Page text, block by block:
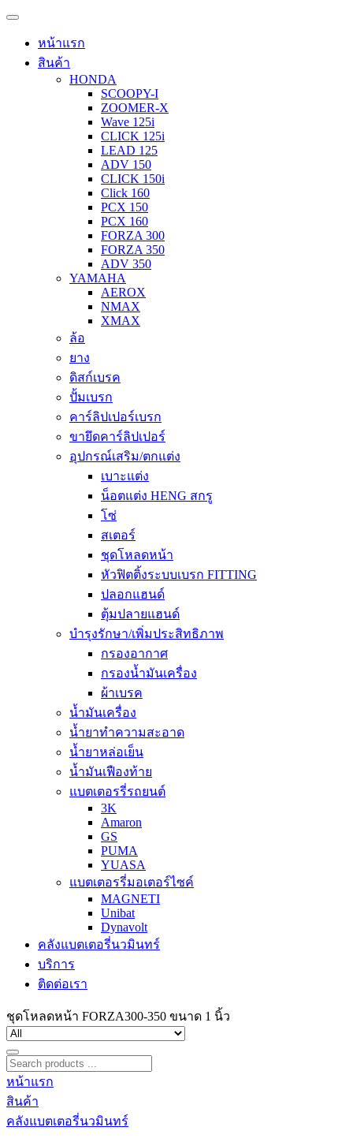
หน้าแรก
สินค้า
HONDA
SCOOPY-I
ZOOMER-X
Wave 125i
CLICK 125i
LEAD 125
ADV 150
CLICK 150i
Click 160
PCX 150
PCX 160
FORZA 300
FORZA 350
ADV 350
YAMAHA
AEROX
NMAX
XMAX
ล้อ
ยาง
ดิสก์เบรค
ปั้มเบรก
คาร์ลิปเปอร์เบรก
ขายึดคาร์ลิปเปอร์
อุปกรณ์เสริม/ตกแต่ง
เบาะแต่ง
น็อตแต่ง HENG สกรู
โซ่
สเตอร์
ชุดโหลดหน้า
หัวฟิตติ้งระบบเบรก FITTING
ปลอกแฮนด์
ตุ้มปลายแฮนด์
บำรุงรักษา/เพิ่มประสิทธิภาพ
กรองอากาศ
กรองน้ำมันเครื่อง
ผ้าเบรค
น้ำมันเครื่อง
น้ำยาทำความสะอาด
น้ำยาหล่อเย็น
น้ำมันเฟืองท้าย
แบตเตอรรี่รถยนต์
3K
Amaron
GS
PUMA
YUASA
แบตเตอรรี่มอเตอร์ไซค์
MAGNETI
Unibat
Dynavolt
คลังแบตเตอรี่นวมินทร์
บริการ
ติดต่อเรา
ชุดโหลดหน้า FORZA300-350 ขนาด 1 นิ้ว
หน้าแรก
สินค้า
คลังแบตเตอรี่นวมินทร์